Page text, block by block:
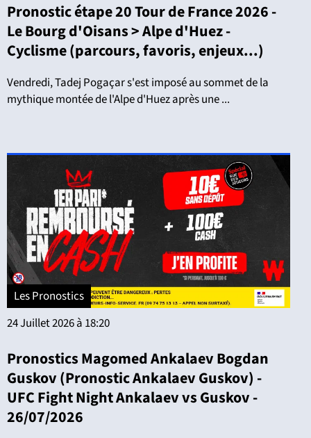
Pronostic étape 20 Tour de France 2026 -
Le Bourg d'Oisans > Alpe d'Huez -
Cyclisme (parcours, favoris, enjeux...)
Vendredi, Tadej Pogaçar s'est imposé au sommet de la
mythique montée de l'Alpe d'Huez après une ...
Les Pronostics
24 Juillet 2026 à 18:20
Pronostics Magomed Ankalaev Bogdan
Guskov (Pronostic Ankalaev Guskov) -
UFC Fight Night Ankalaev vs Guskov -
26/07/2026